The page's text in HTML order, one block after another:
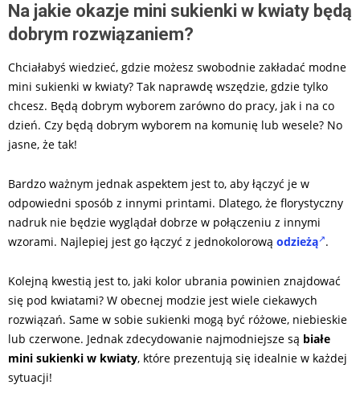
Na jakie okazje mini sukienki w kwiaty będą
dobrym rozwiązaniem?
Chciałabyś wiedzieć, gdzie możesz swobodnie zakładać modne
mini sukienki w kwiaty? Tak naprawdę wszędzie, gdzie tylko
chcesz. Będą dobrym wyborem zarówno do pracy, jak i na co
dzień. Czy będą dobrym wyborem na komunię lub wesele? No
jasne, że tak!
Bardzo ważnym jednak aspektem jest to, aby łączyć je w
odpowiedni sposób z innymi printami. Dlatego, że florystyczny
nadruk nie będzie wyglądał dobrze w połączeniu z innymi
wzorami. Najlepiej jest go łączyć z jednokolorową odzieżą .
Kolejną kwestią jest to, jaki kolor ubrania powinien znajdować
się pod kwiatami? W obecnej modzie jest wiele ciekawych
rozwiązań. Same w sobie sukienki mogą być różowe, niebieskie
lub czerwone. Jednak zdecydowanie najmodniejsze są białe
mini sukienki w kwiaty, które prezentują się idealnie w każdej
sytuacji!